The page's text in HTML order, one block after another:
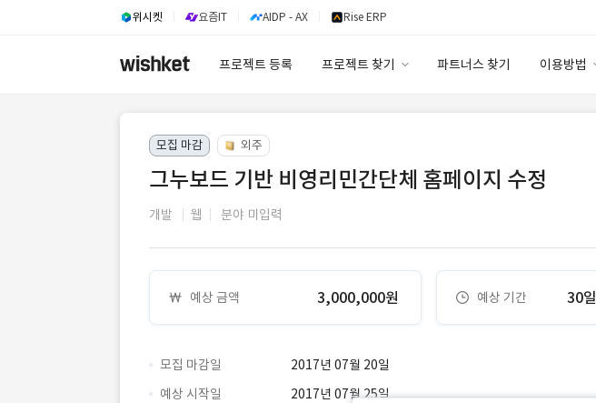
위시켓 요즘IT AIDP - AX Rise ERP
프로젝트 등록 프로젝트 찾기 파트너스 찾기 이용방법
이용요금
고객센터
모집 마감 외주
그누보드 기반 비영리민간단체 홈페이지 수정
개발 웹 분야 미입력
예상 금액 3,000,000원 예상 기간 30일
모집 마감일 2017년 07월 20일
예상 시작일 2017년 07월 25일